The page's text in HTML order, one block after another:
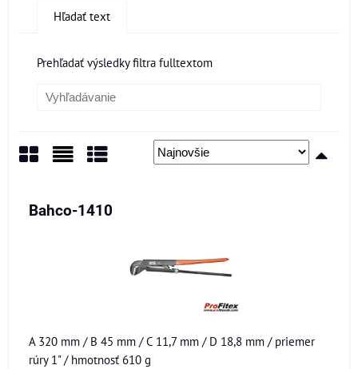
Hľadať text
Prehľadať výsledky filtra fulltextom
Bahco-1410
A 320 mm / B 45 mm / C 11,7 mm / D 18,8 mm / priemer
rúry 1" / hmotnosť 610 g